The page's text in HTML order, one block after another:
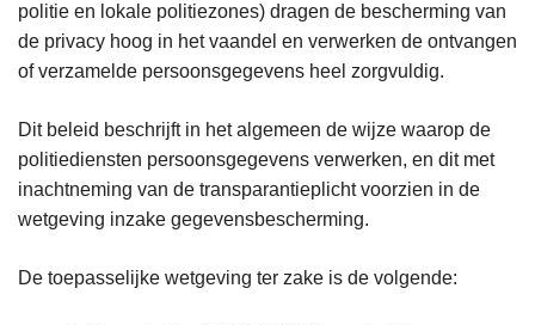
politie en lokale politiezones) dragen de bescherming van
de privacy hoog in het vaandel en verwerken de ontvangen
of verzamelde persoonsgegevens heel zorgvuldig.
Dit beleid beschrijft in het algemeen de wijze waarop de
politiediensten persoonsgegevens verwerken, en dit met
inachtneming van de transparantieplicht voorzien in de
wetgeving inzake gegevensbescherming.
De toepasselijke wetgeving ter zake is de volgende: